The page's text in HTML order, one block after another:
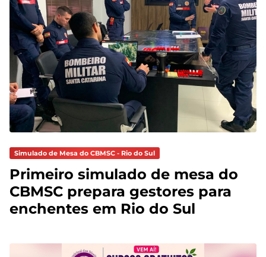
Simulado de Mesa do CBMSC - Rio do Sul
Primeiro simulado de mesa do
CBMSC prepara gestores para
enchentes em Rio do Sul